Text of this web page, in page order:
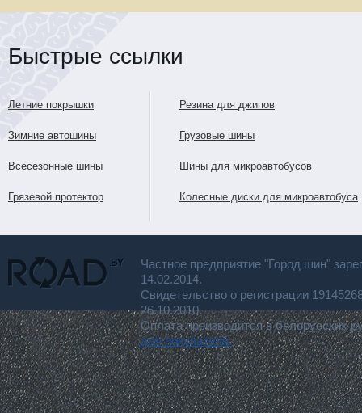
Быстрые ссылки
Летние покрышки
Зимние автошины
Всесезонные шины
Грязевой протектор
Резина для джипов
Грузовые шины
Шины для микроавтобусов
Колесные диски для микроавтобуса
Частное предприятие "Город шин"
14.02.2014.
Свидетельство о регистрации
26.10.2010.
Оплата производится в белорусских
для покупателя.